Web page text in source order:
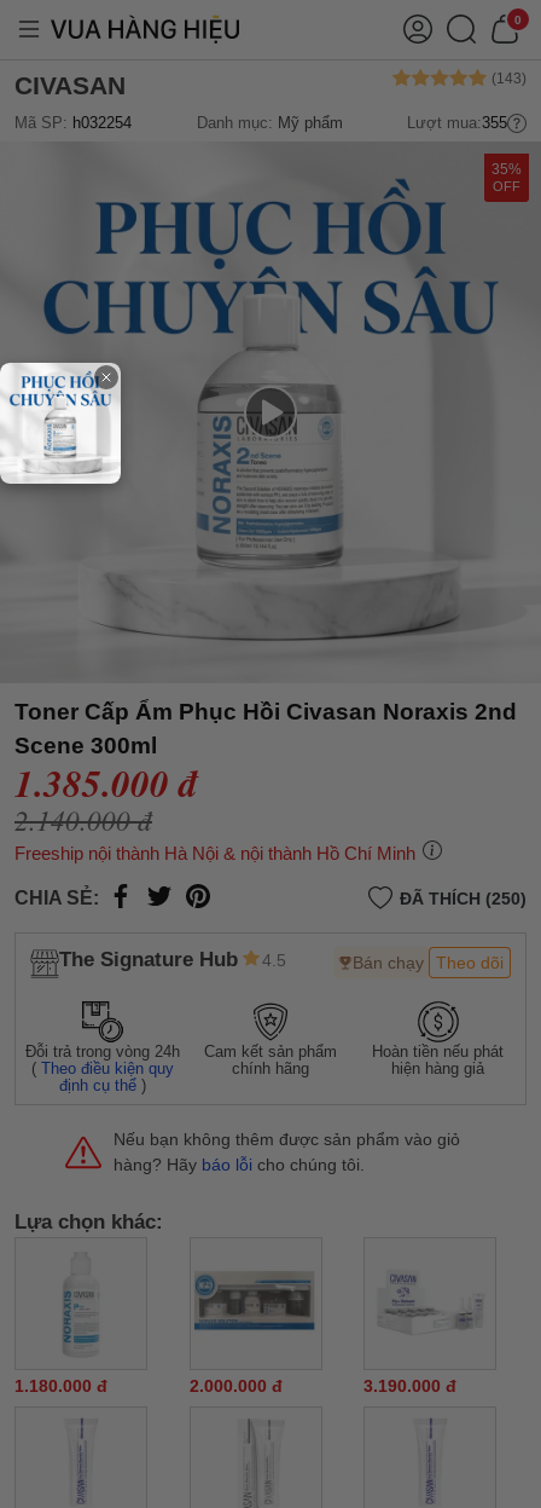
0
CIVASAN
Mã SP: h032254 Danh mục: Mỹ phẩm Lượt mua:355
35%
OFF
Toner Cấp Ẩm Phục Hồi Civasan Noraxis 2nd
Scene 300ml
1.385.000 đ
2.140.000 đ
Freeship nội thành Hà Nội & nội thành Hồ Chí Minh
CHIA SẺ: ĐÃ THÍCH (250)
The Signature Hub 4.5 Bán chạy Theo dõi
Đỗi trả trong vòng 24h
(Theo điều kiện quy
định cụ thể )
Cam kết sản phẩm
chính hãng
Hoàn tiền nếu phát
hiện hàng giả
Nếu bạn không thêm được sản phẩm vào giỏ
hàng? Hãy báo lỗi cho chúng tôi.
Lựa chọn khác:
1.180.000 đ 2.000.000 đ 3.190.000 đ